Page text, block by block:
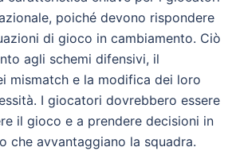
poiché devono rispondere
di gioco in cambiamento. Ciò
agli schemi difensivi, il
mismatch e la modifica dei loro
I giocatori dovrebbero essere
il gioco e a prendere decisioni in
che avvantaggiano la squadra.